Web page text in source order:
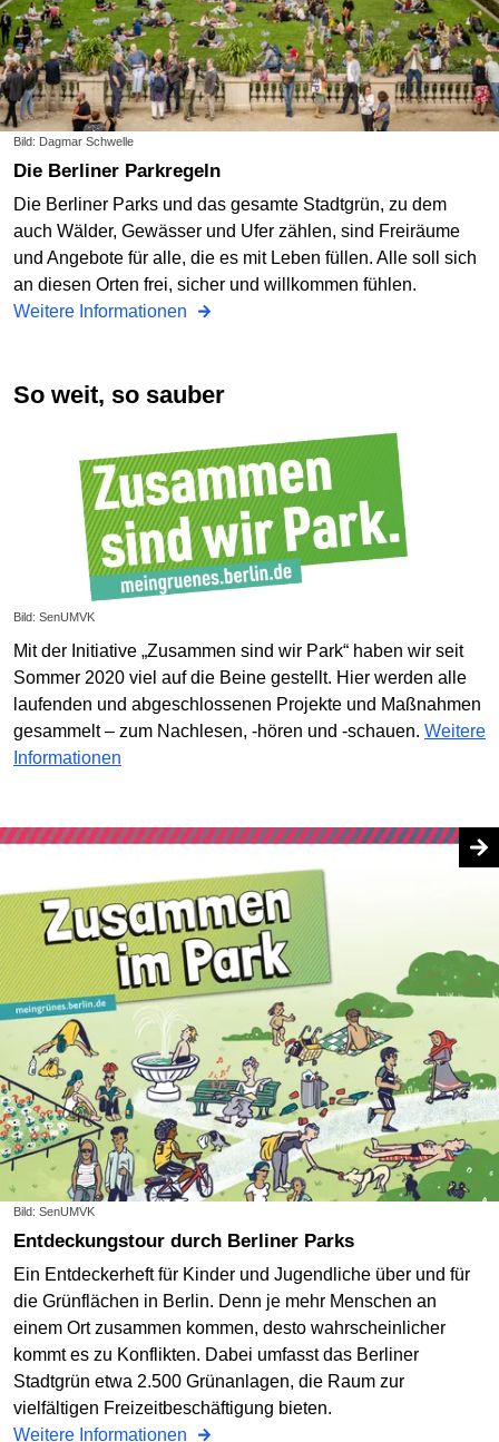
Bild: Dagmar Schwelle
Die Berliner Parkregeln
Die Berliner Parks und das gesamte Stadtgrün, zu dem
auch Wälder, Gewässer und Ufer zählen, sind Freiräume
und Angebote für alle, die es mit Leben füllen. Alle soll sich
an diesen Orten frei, sicher und willkommen fühlen.
Weitere Informationen
Bild: SenUMVK
So weit, so sauber
Mit der Initiative „Zusammen sind wir Park“ haben wir seit
Sommer 2020 viel auf die Beine gestellt. Hier werden alle
laufenden und abgeschlossenen Projekte und Maßnahmen
gesammelt – zum Nachlesen, -hören und -schauen. Weitere
Informationen
Bild: SenUMVK
Entdeckungstour durch Berliner Parks
Ein Entdeckerheft für Kinder und Jugendliche über und für
die Grünflächen in Berlin. Denn je mehr Menschen an
einem Ort zusammen kommen, desto wahrscheinlicher
kommt es zu Konflikten. Dabei umfasst das Berliner
Stadtgrün etwa 2.500 Grünanlagen, die Raum zur
vielfältigen Freizeitbeschäftigung bieten.
Weitere Informationen